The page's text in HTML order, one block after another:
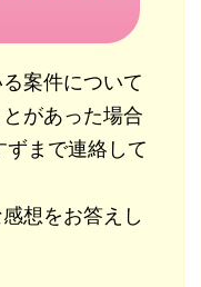
案件について
があった場合
まで連絡して
想をお答えし